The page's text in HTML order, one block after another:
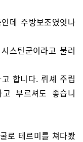
데 주방보조였엇나
스틴군이라고 불러
합니다. 뤼셰 주립
부르셔도 좋습니
로 테르미를 쳐다봤